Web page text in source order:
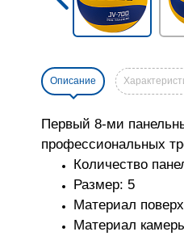
Описание
Первый 8-ми
профессиональных
Количество
Размер: 5
Материал
Материал